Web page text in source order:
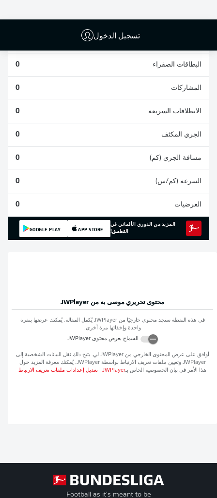
تسجيل الدخول
البطاقات الصفراء 0
المشاركات 0
الانطلاقات السريعة 0
الجري المكثف 0
مسافة الجري (كم) 0
السرعة (كم/س) 0
العرضيات 0
المزيد من الدوري الألماني في
التطبيق!
APP STORE
GOOGLE PLAY
محتوى تحريري موصى به من JWPlayer
في هذه النقطة ستجد محتوى خارجيًا منJWPlayer يُكمل المقالة. يُمكنك عرضها بنقرة
واحدة وإخفائها مرة أخرى.
السماح بعرض محتوىJWPlayer
أوافق على عرض المحتوى الخارجي منJWPlayer لي. يتيح ذلك نقل البيانات الشخصية إلى
JWPlayer وتعيين ملفات تعريف الارتباط بواسطةJWPlayer. يُمكنك معرفة المزيد حول
هذا الأمر في بيان الخصوصية الخاص بـJWPlayer تعديل إعدادات ملفات تعريف الارتباط
Football as it's meant to be